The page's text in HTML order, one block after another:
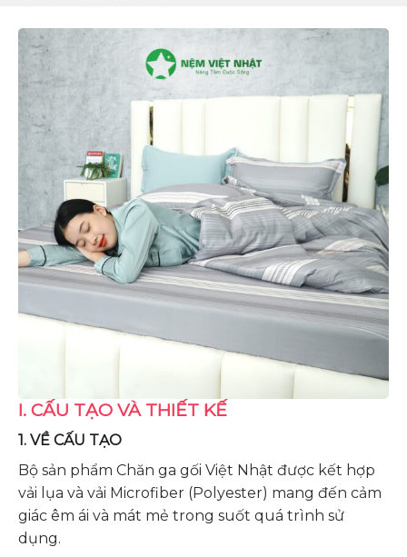
I. CẤU TẠO VÀ THIẾT KẾ
1. VỀ CẤU TẠO
Bộ sản phẩm Chăn ga gối Việt Nhật được kết hợp
vải lụa và vải Microfiber (Polyester) mang đến cảm
giác êm ái và mát mẻ trong suốt quá trình sử
dụng.